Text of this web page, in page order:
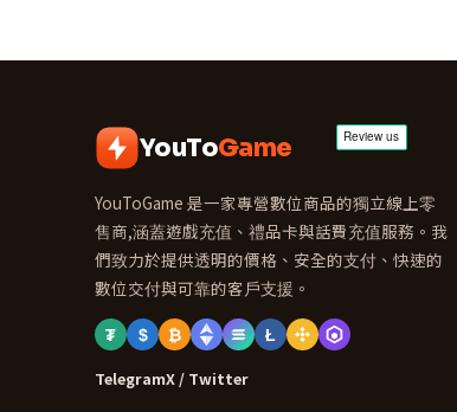
YouToGame
YouToGame 是一家專營數位商品的獨立線上零
售商,涵蓋遊戲充值、禮品卡與話費充值服務。我
們致力於提供透明的價格、安全的支付、快速的
數位交付與可靠的客戶支援。
₮ $ ₿ Ł
TelegramX / Twitter